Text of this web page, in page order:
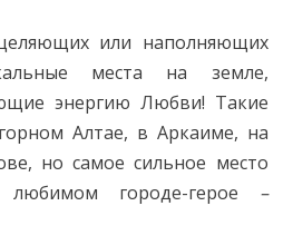
или наполняющих
места на земле,
энергию Любви! Такие
Алтае, в Аркаиме, на
но самое сильное место
городе-герое –